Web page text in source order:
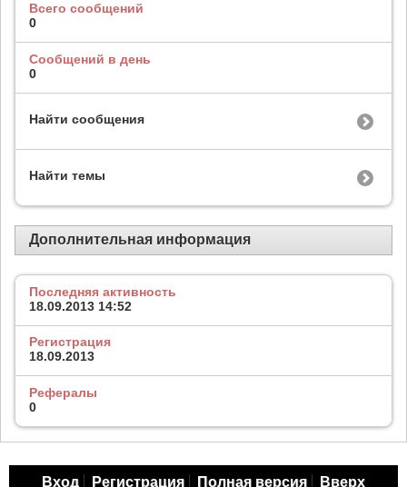
Всего сообщений
0
Сообщений в день
0
Найти сообщения
Найти темы
Дополнительная информация
Последняя активность
18.09.2013 14:52
Регистрация
18.09.2013
Рефералы
0
Вход Регистрация Полная версия Вверх